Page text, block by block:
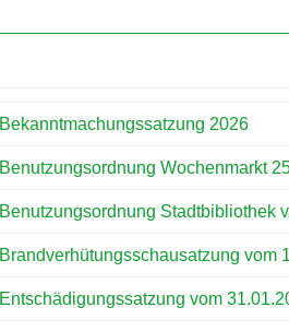
Bekanntmachungssatzung 2026
Benutzungsordnung Wochenmarkt
Benutzungsordnung Stadtbibliothek
Brandverhütungsschausatzung vom
Entschädigungssatzung vom